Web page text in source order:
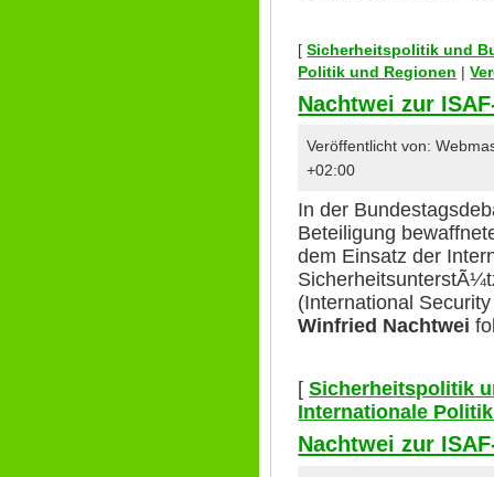
[Sicherheitspolitik und
Politik und Regionen |
Nachtwei zur
Veröffentlicht von:
+02:00
In der
Beteiligung
dem Einsatz der
(International
Winfried Nachtwei
[Sicherheitspolitik
Internationale
Nachtwei zur